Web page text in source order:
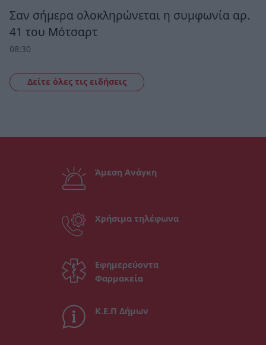
Σαν σήμερα ολοκληρώνεται η συμφωνία αρ.
41 του Μότσαρτ
08:30
Δείτε όλες τις ειδήσεις
Άμεση Ανάγκη
Χρήσιμα τηλέφωνα
Εφημερεύοντα
Φαρμακεία
Κ.Ε.Π Δήμων